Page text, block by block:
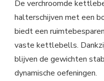
De verchroomde
halterschijven met een
biedt een
vaste kettlebells.
blijven de gewichten
dynamische oefeningen.